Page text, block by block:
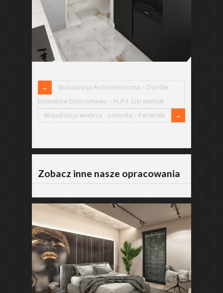
Wizualizacja Architektoniczna – Osiedle
bliźniaków Dobrzyniewo – AUPA Gierasimiuk
Wizualizacja wnętrza – Łazienka – Parzeński
Zobacz inne nasze opracowania